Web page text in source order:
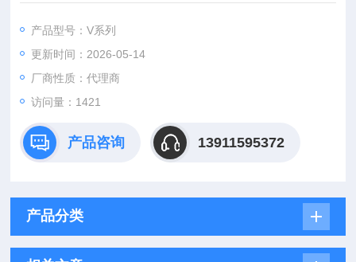
产品型号：V系列
更新时间：2026-05-14
厂商性质：代理商
访问量：1421
产品咨询 13911595372
产品分类